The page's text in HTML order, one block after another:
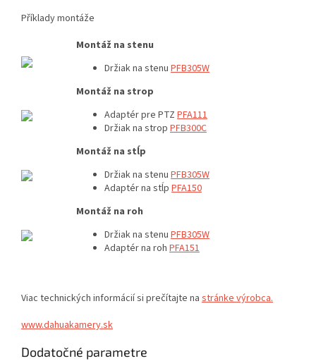
Příklady montáže
Montáž na stenu
Držiak na stenu PFB305W
Montáž na strop
Adaptér pre PTZ PFA111
Držiak na strop PFB300C
Montáž na stĺp
Držiak na stenu PFB305W
Adaptér na stĺp PFA150
Montáž na roh
Držiak na stenu PFB305W
Adaptér na roh PFA151
Viac technických informácií si prečítajte na stránke výrobca.
www.dahuakamery.sk
Dodatočné parametre